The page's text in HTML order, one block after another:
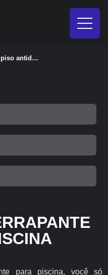
piso antiderrapante para piscina
para piscina, você só